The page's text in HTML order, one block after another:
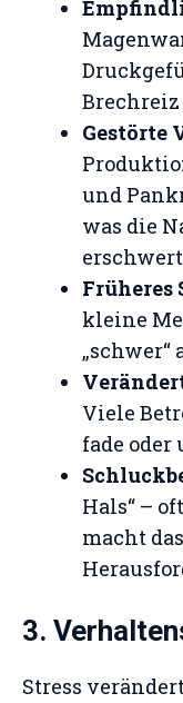
Gestörte
und
was die
Früheres
kleine
Viele
fade
Hals“ –
macht
3.
Stress